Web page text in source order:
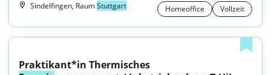
Sindelfingen, RaumStuttgart Homeoffice Vollzeit